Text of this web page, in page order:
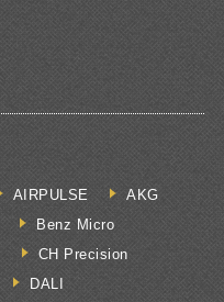
AIRPULSE
AKG
Benz Micro
CH Precision
DALI